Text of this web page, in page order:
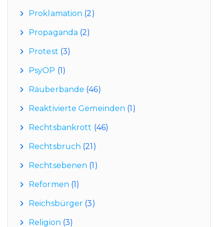
Proklamation (2)
Propaganda (2)
Protest (3)
PsyOP (1)
Räuberbande (46)
Reaktivierte Gemeinden (1)
Rechtsbankrott (46)
Rechtsbruch (21)
Rechtsebenen (1)
Reformen (1)
Reichsbürger (3)
Religion (3)